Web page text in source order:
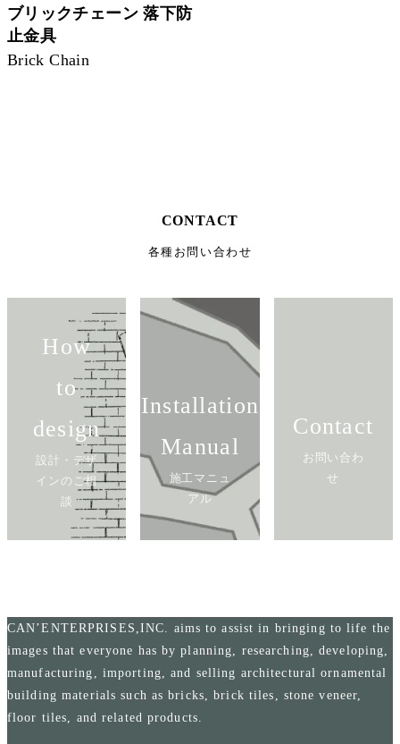
ブリックチェーン 落下防
止金具
Brick Chain
CONTACT
各種お問い合わせ
How
to
design
設計・デザ
インのご相
談
Installation
Manual
施工マニュ
アル
Contact
お問い合わ
せ
CAN’ENTERPRISES,INC. aims to assist in bringing to life the
images that everyone has by planning, researching, developing,
manufacturing, importing, and selling architectural ornamental
building materials such as bricks, brick tiles, stone veneer,
floor tiles, and related products.